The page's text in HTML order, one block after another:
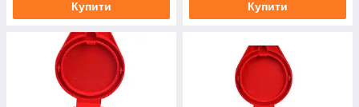
Купити Купити